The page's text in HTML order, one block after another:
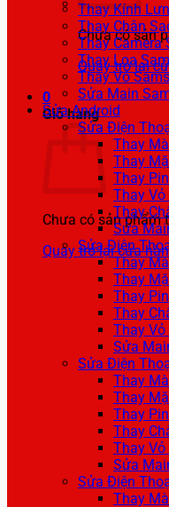
Chưa có sản
Quay trở lại
0
Giỏ hàng
Chưa có sản phẩm
Quay trở lại cửa
Thay Kính
Thay Chân
Thay Camera
Thay Loa
Thay Vỏ
Sửa Main
Sửa Android
Sửa Điện
Thay
Thay
Thay
Thay Vỏ
Thay
Sửa
Sửa Điện
Thay
Thay
Thay
Thay
Thay
Sửa
Sửa Điện
Thay
Thay
Thay
Thay
Thay Vỏ
Sửa
Sửa Điện
Thay